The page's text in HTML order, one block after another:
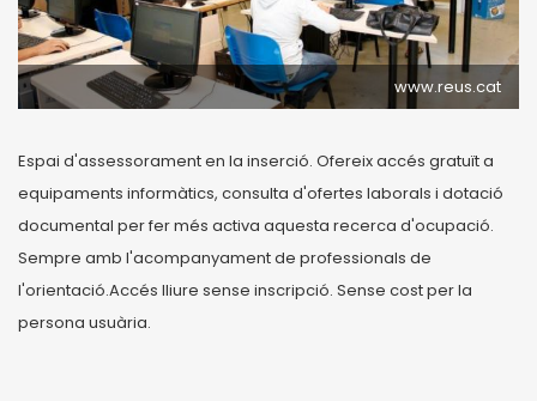
www.reus.cat
Espai d'assessorament en la inserció. Ofereix accés gratuït a
equipaments informàtics, consulta d'ofertes laborals i dotació
documental per fer més activa aquesta recerca d'ocupació.
Sempre amb l'acompanyament de professionals de
l'orientació.Accés lliure sense inscripció. Sense cost per la
persona usuària.